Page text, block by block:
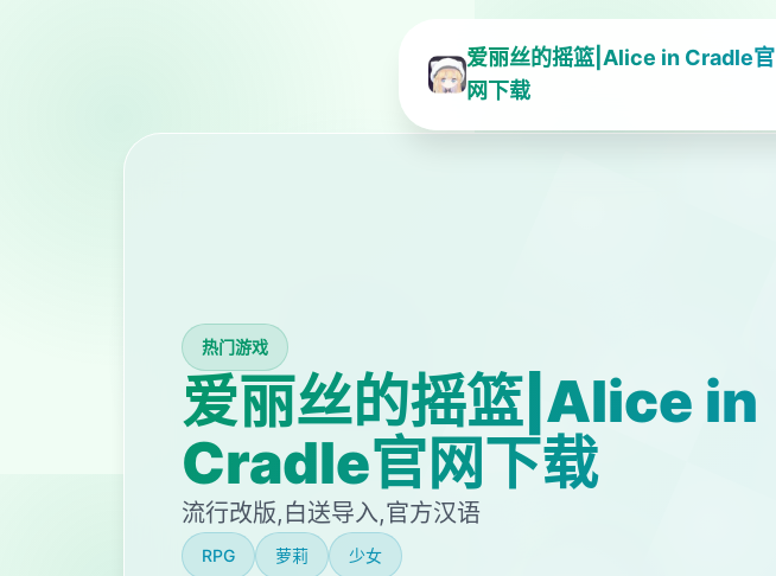
爱丽丝的摇篮|Alice in Cradle官
网下载
热门游戏
爱丽丝的摇篮|Alice in
Cradle官网下载
流行改版,白送导入,官方汉语
RPG 萝莉 少女